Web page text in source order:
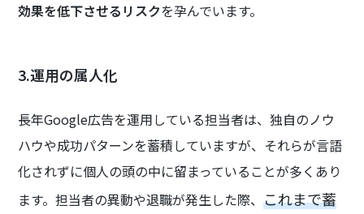
効果を低下させるリスクを孕んでいます。
3.運用の属人化
長年Google広告を運用している担当者は、独自のノウ
ハウや成功パターンを蓄積していますが、それらが言語
化されずに個人の頭の中に留まっていることが多くあり
ます。担当者の異動や退職が発生した際、これまで蓄